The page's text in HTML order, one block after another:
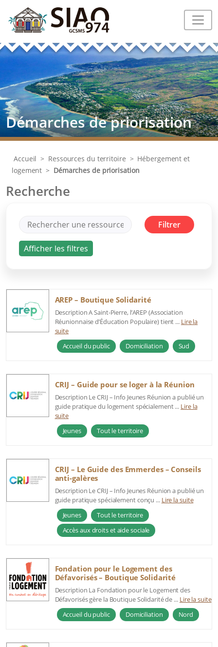
Démarches de priorisation
Accueil > Ressources du territoire > Hébergement et
logement > Démarches de priorisation
Recherche
AREP – Boutique Solidarité
Description A Saint-Pierre, l’AREP (Association
Réunionnaise d’Éducation Populaire) tient ... Lire la
suite
Accueil du public
Domiciliation Sud
CRIJ – Guide pour se loger à la Réunion
Description Le CRIJ – Info Jeunes Réunion a publié un
guide pratique du logement spécialement ... Lire la
suite
Jeunes
Tout le territoire
CRIJ – Le Guide des Emmerdes – Conseils
anti-galères
Description Le CRIJ – Info Jeunes Réunion a publié un
guide pratique spécialement conçu ... Lire la suite
Jeunes
Tout le territoire
Accès aux droits et aide sociale
Fondation pour le Logement des
Défavorisés – Boutique Solidarité
Description La Fondation pour le Logement des
Défavorisés gère la Boutique Solidarité de ... Lire la suite
Accueil du public
Domiciliation Nord